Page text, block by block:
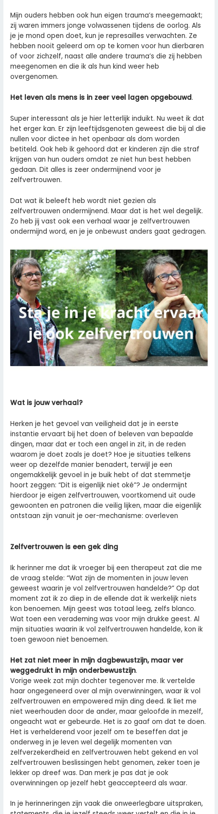
Mijn ouders hebben ook hun eigen trauma’s meegemaakt;
zij waren immers jonge volwassenen tijdens de oorlog. Als
je je mond open doet, kun je represailles verwachten. Ze
hebben nooit geleerd om op te komen voor hun dierbaren
of voor zichzelf, naast alle andere trauma’s die zij hebben
meegenomen en die ik als hun kind weer heb
overgenomen.
Het leven als mens is in zeer veel lagen opgebouwd.
Super interessant als je hier letterlijk induikt. Nu weet ik dat
het erger kan. Er zijn leeftijdsgenoten geweest die bij al die
nullen voor dictee in het openbaar als dom worden
betiteld. Ook heb ik gehoord dat er kinderen zijn die straf
krijgen van hun ouders omdat ze niet hun best hebben
gedaan. Dit alles is zeer ondermijnend voor je
zelfvertrouwen.
Dat wat ik beleeft heb wordt niet gezien als
zelfvertrouwen ondermijnend. Maar dat is het wel degelijk.
Zo heb jij vast ook een verhaal waar je zelfvertrouwen
ondermijnd word, en je je onbewust anders gaat gedragen.
Wat is jouw verhaal?
Herken je het gevoel van veiligheid dat je in eerste
instantie ervaart bij het doen of beleven van bepaalde
dingen, maar dat er toch een angel in zit, in de reden
waarom je doet zoals je doet? Hoe je situaties telkens
weer op dezelfde manier benadert, terwijl je een
ongemakkelijk gevoel in je buik hebt of dat stemmetje
hoort zeggen: “Dit is eigenlijk niet oké”? Je ondermijnt
hierdoor je eigen zelfvertrouwen, voortkomend uit oude
gewoonten en patronen die veilig lijken, maar die eigenlijk
ontstaan zijn vanuit je oer-mechanisme: overleven
Zelfvertrouwen is een gek ding
Ik herinner me dat ik vroeger bij een therapeut zat die me
de vraag stelde: “Wat zijn de momenten in jouw leven
geweest waarin je vol zelfvertrouwen handelde?” Op dat
moment zat ik zo diep in de ellende dat ik werkelijk niets
kon benoemen. Mijn geest was totaal leeg, zelfs blanco.
Wat toen een verademing was voor mijn drukke geest. Al
mijn situaties waarin ik vol zelfvertrouwen handelde, kon ik
toen gewoon niet benoemen.
Het zat niet meer in mijn dagbewustzijn, maar ver
weggedrukt in mijn onderbewustzijn.
Vorige week zat mijn dochter tegenover me. Ik vertelde
haar ongegeneerd over al mijn overwinningen, waar ik vol
zelfvertrouwen en empowered mijn ding deed. Ik liet me
niet weerhouden door de ander, maar geloofde in mezelf,
ongeacht wat er gebeurde. Het is zo gaaf om dat te doen.
Het is verhelderend voor jezelf om te beseffen dat je
onderweg in je leven wel degelijk momenten van
zelfverzekerdheid en zelfvertrouwen hebt gekend en vol
zelfvertrouwen beslissingen hebt genomen, zeker toen je
lekker op dreef was. Dan merk je pas dat je ook
overwinningen op jezelf hebt geaccepteerd als waar.
In je herinneringen zijn vaak die onweerlegbare uitspraken,